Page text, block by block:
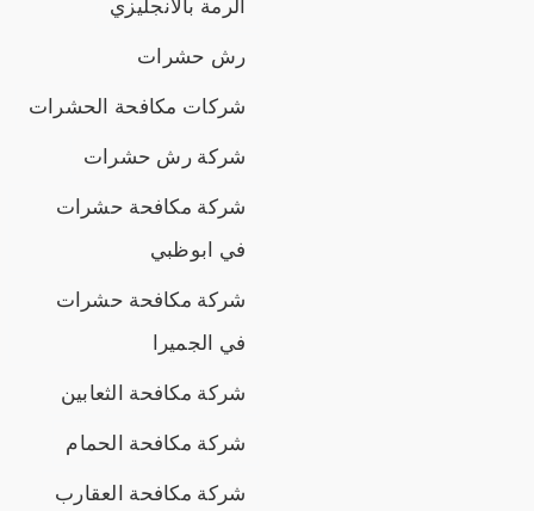
الرمة بالانجليزي
رش حشرات
شركات مكافحة الحشرات
شركة رش حشرات
شركة مكافحة حشرات
في ابوظبي
شركة مكافحة حشرات
في الجميرا
شركة مكافحة الثعابين
شركة مكافحة الحمام
شركة مكافحة العقارب